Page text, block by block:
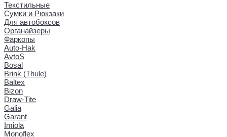
Текстильные
Сумки и Рюкзаки
Для автобоксов
Органайзеры
Фаркопы
Auto-Hak
AvtoS
Bosal
Brink (Thule)
Baltex
Bizon
Draw-Tite
Galia
Garant
Imiola
Monoflex